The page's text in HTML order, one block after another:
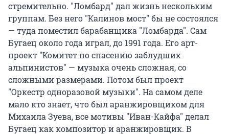
стремительно. "Ломбард" дал жизнь нескольким
группам. Без него "Калинов мост" бы не состоялся
— туда поместил барабанщика "Ломбарда". Сам
Бугаец около года играл, до 1991 года. Его арт-
проект "Комитет по спасению заблудших
альпинистов" — музыка очень сложная, со
сложными размерами. Потом был проект
"Оркестр одноразовой музыки". На самом деле
мало кто знает, что был аранжировщиком для
Михаила Зуева, все мотивы "Иван-Кайфа" делал
Бугаец как композитор и аранжировщик. В